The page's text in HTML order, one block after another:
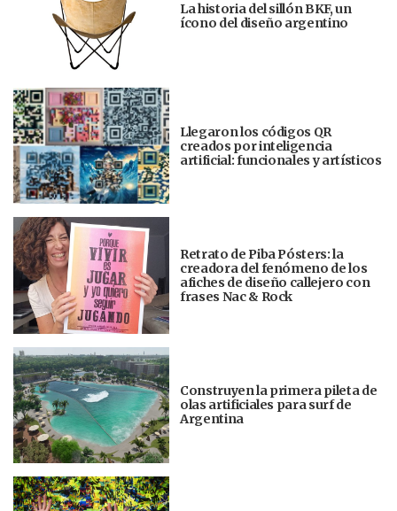
La historia del sillón BKF, un
ícono del diseño argentino
Llegaron los códigos QR
creados por inteligencia
artificial: funcionales y artísticos
Retrato de Piba Pósters: la
creadora del fenómeno de los
afiches de diseño callejero con
frases Nac & Rock
Construyen la primera pileta de
olas artificiales para surf de
Argentina